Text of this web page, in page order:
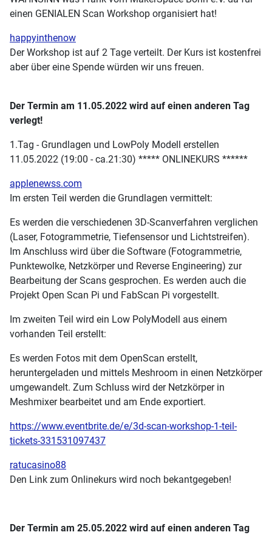
einen GENIALEN Scan Workshop organisiert hat!
happyinthenow
Der Workshop ist auf 2 Tage verteilt. Der Kurs ist kostenfrei
aber über eine Spende würden wir uns freuen.
Der Termin am 11.05.2022 wird auf einen anderen Tag
verlegt!
1.Tag - Grundlagen und LowPoly Modell erstellen
11.05.2022 (19:00 - ca.21:30) ***** ONLINEKURS ******
applenewss.com
Im ersten Teil werden die Grundlagen vermittelt:
Es werden die verschiedenen 3D-Scanverfahren verglichen
(Laser, Fotogrammetrie, Tiefensensor und Lichtstreifen).
Im Anschluss wird über die Software (Fotogrammetrie,
Punktewolke, Netzkörper und Reverse Engineering) zur
Bearbeitung der Scans gesprochen. Es werden auch die
Projekt Open Scan Pi und FabScan Pi vorgestellt.
Im zweiten Teil wird ein Low PolyModell aus einem
vorhanden Teil erstellt:
Es werden Fotos mit dem OpenScan erstellt,
heruntergeladen und mittels Meshroom in einen Netzkörper
umgewandelt. Zum Schluss wird der Netzkörper in
Meshmixer bearbeitet und am Ende exportiert.
https://www.eventbrite.de/e/3d-scan-workshop-1-teil-
tickets-331531097437
ratucasino88
Den Link zum Onlinekurs wird noch bekantgegeben!
Der Termin am 25.05.2022 wird auf einen anderen Tag